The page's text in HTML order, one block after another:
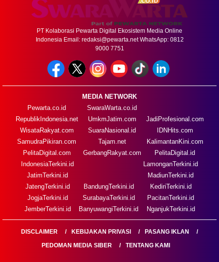
PT Kolaborasi Pewarta Digital Ekosistem Media Online
Indonesia Email: redaksi@pewarta.netWhatsApp: 0812
9000 7751
MEDIA NETWORK
Pewarta.co.id
RepublikIndonesia.net
WisataRakyat.com
SamudraPikiran.com
PelitaDigital.com
SwaraWarta.co.id
UmkmJatim.com
SuaraNasional.id
Tajam.net
GerbangRakyat.com
JadiProfesional.com
IDNHits.com
KalimantanKini.com
PelitaDigital.id
IndonesiaTerkini.id
JatimTerkini.id
JatengTerkini.id
JogjaTerkini.id
JemberTerkini.id
BandungTerkini.id
SurabayaTerkini.id
BanyuwangiTerkini.id
LamonganTerkini.id
MadiunTerkini.id
KediriTerkini.id
PacitanTerkini.id
NganjukTerkini.id
DISCLAIMER KEBIJAKAN PRIVASI
PASANG IKLAN
PEDOMAN MEDIA SIBER
TENTANG KAMI